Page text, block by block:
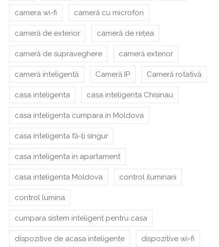
camera wi-fi cameră cu microfon
cameră de exterior cameră de rețea
cameră de supraveghere cameră exterior
cameră inteligentă Cameră IP Cameră rotativă
casa inteligenta casa inteligenta Chisinau
casa inteligenta cumpara in Moldova
casa inteligenta fă-ți singur
casa inteligenta in apartament
casa inteligenta Moldova control iluminarii
control lumina
cumpara sistem inteligent pentru casa
dispozitive de acasa inteligente dispozitive wi-fi